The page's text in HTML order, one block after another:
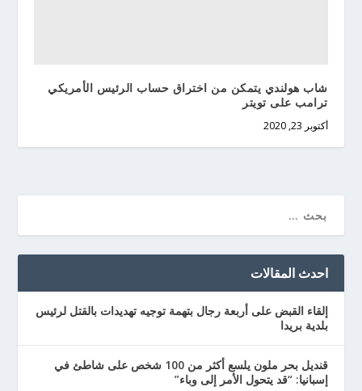
شاب هولندي يتمكن من اختراق حساب الرئيس الأمريكي
ترامب على تويتر
أكتوبر 23, 2020
احدث المقالات
إلقاء القبض على أربعة رجال بتهمة توجيه تهديدات بالقتل لرئيس
بلدية بريدا
قنديل بحر ملون يلسع أكثر من 100 شخص على شاطئ في
إسبانيا: “قد يتحول الأمر إلى وباء”